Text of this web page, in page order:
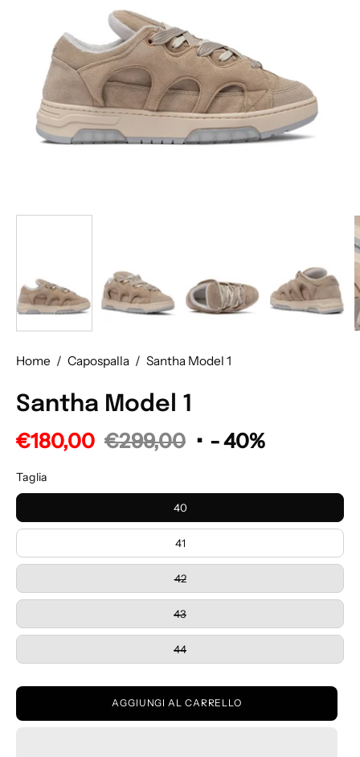
Home / Capospalla / Santha Model 1
Santha Model 1
€180,00 €299,00 • -40%
Taglia
40
41
42
43
44
AGGIUNGI AL CARRELLO